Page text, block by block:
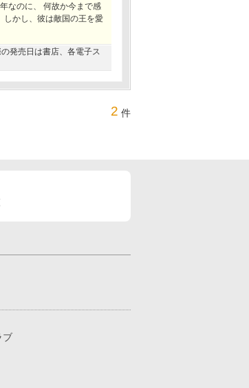
なのに、 何故か今まで感
しかし、彼は敵国の王を愛
発売日は書店、各電子ス
2 件
ブ